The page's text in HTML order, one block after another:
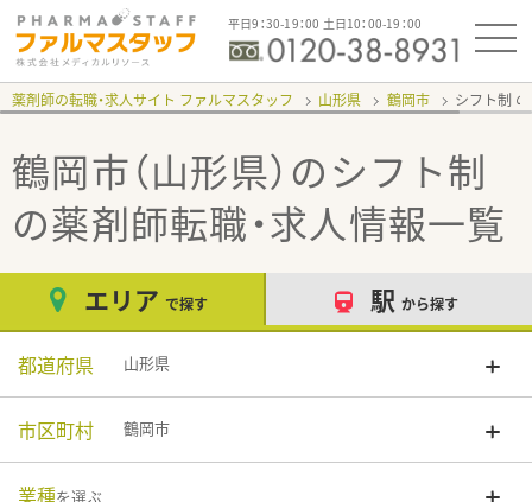
平日9：30-19：00 土日10：00-19：00
薬剤師の転職・求人サイト ファルマスタッフ 山形県 鶴岡市 シフト制
鶴岡市（山形県）のシフト制
の薬剤師転職・求人情報一覧
エリア で探す 駅 から探す
都道府県 山形県
市区町村 鶴岡市
業種を選ぶ